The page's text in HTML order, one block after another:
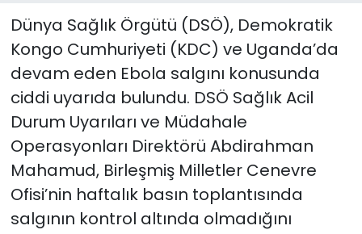
Dünya Sağlık Örgütü (DSÖ), Demokratik
Kongo Cumhuriyeti (KDC) ve Uganda’da
devam eden Ebola salgını konusunda
ciddi uyarıda bulundu. DSÖ Sağlık Acil
Durum Uyarıları ve Müdahale
Operasyonları Direktörü Abdirahman
Mahamud, Birleşmiş Milletler Cenevre
Ofisi’nin haftalık basın toplantısında
salgının kontrol altında olmadığını